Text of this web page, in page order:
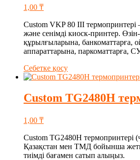
1,00 ₸
Custom VKP 80 III термопринтері
және сенімді киоск-принтер.
құрылғыларына, банкоматтарға,
аппараттарына, паркоматтарға,
Себетке қосу
Custom TG2480H
1,00 ₸
Custom TG2480H термопринтері
Қазақстан мен ТМД бойынша
тиімді бағамен сатып алыңыз.